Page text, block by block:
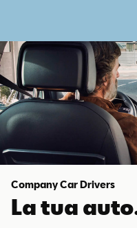
Company Car Drivers
La tua